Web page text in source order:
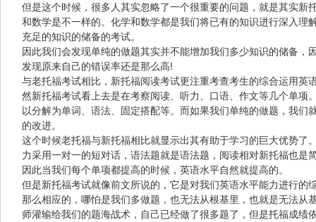
但是这个时候，很多人其实忽略了一个很重要的问题，就是其实
和数学是不一样的。化学和数学都是我们将已有的知识进行深入
充足的知识的储备的考试。
因此我们会发现单纯的做题其实并不能增加我们多少知识的储备
发现原来自己的错误率还是那么高!
与老托福考试相比，新托福阅读考试更注重考查考生的综合运用
然新托福考试看上去是在考察阅读、听力、口语、作文等几个单
以分解为单词、语法、固定搭配等。而如果我们单纯的做题，我
的改进。
这个时候老托福与新托福相比就显示出其有助于学习的巨大优势
力采用一对一的短对话，语法题就是语法题，阅读相对新托福也
因此当我们每个单项都提高的时候，英语水平自然就提高的。
但是新托福考试就像前文所说的，它是对我们英语水平能力进行
那么相应的，哪怕是我们多做题，也无法从根基里，也就是无法
师灌输给我们的题海战术，自己已经做了很多题了，但是托福成绩